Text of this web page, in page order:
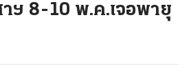
ฯ 8-10 พ.ค.เจอพายุ